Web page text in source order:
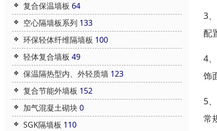
复合保温墙板 64
空心隔墙板系列 133
环保轻体纤维隔墙板 100
轻体复合墙板 49
保温隔热型内、外轻质墙 123
复合节能外墙板 152
加气混凝土砌块0
SGK隔墙板 110
3
配
4
饰
5
常